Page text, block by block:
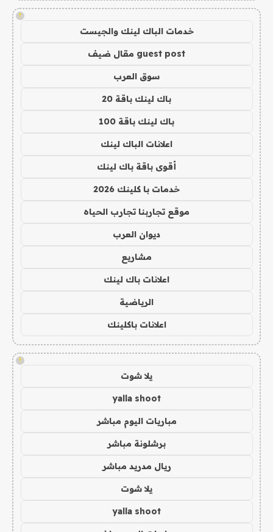
!
خدمات الباك لينك والجيست
guest post مقال ضيف
سوق العرب
باك لينك باقة 20
باك لينك باقة 100
اعلانات الباك لينك
أقوى باقة باك لينك
خدمات با كلينك 2026
موقع تجاربنا تجارب الحياه
ديوان العرب
مشاريع
اعلانات باك لينك
الرياضية
اعلانات باكلينك
!
يلا شوت
yalla shoot
مباريات اليوم مباشر
برشلونة مباشر
ريال مدريد مباشر
يلا شوت
yalla shoot